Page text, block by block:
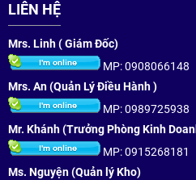
LIÊN HỆ
Mrs. Linh ( Giám Đốc)
MP: 0908066148
Mrs. An (Quản Lý Điều Hành )
MP: 0989725938
Mr. Khánh (Trưởng Phòng Kinh
MP: 0915268181
Ms. Nguyện (Quản lý Kho)